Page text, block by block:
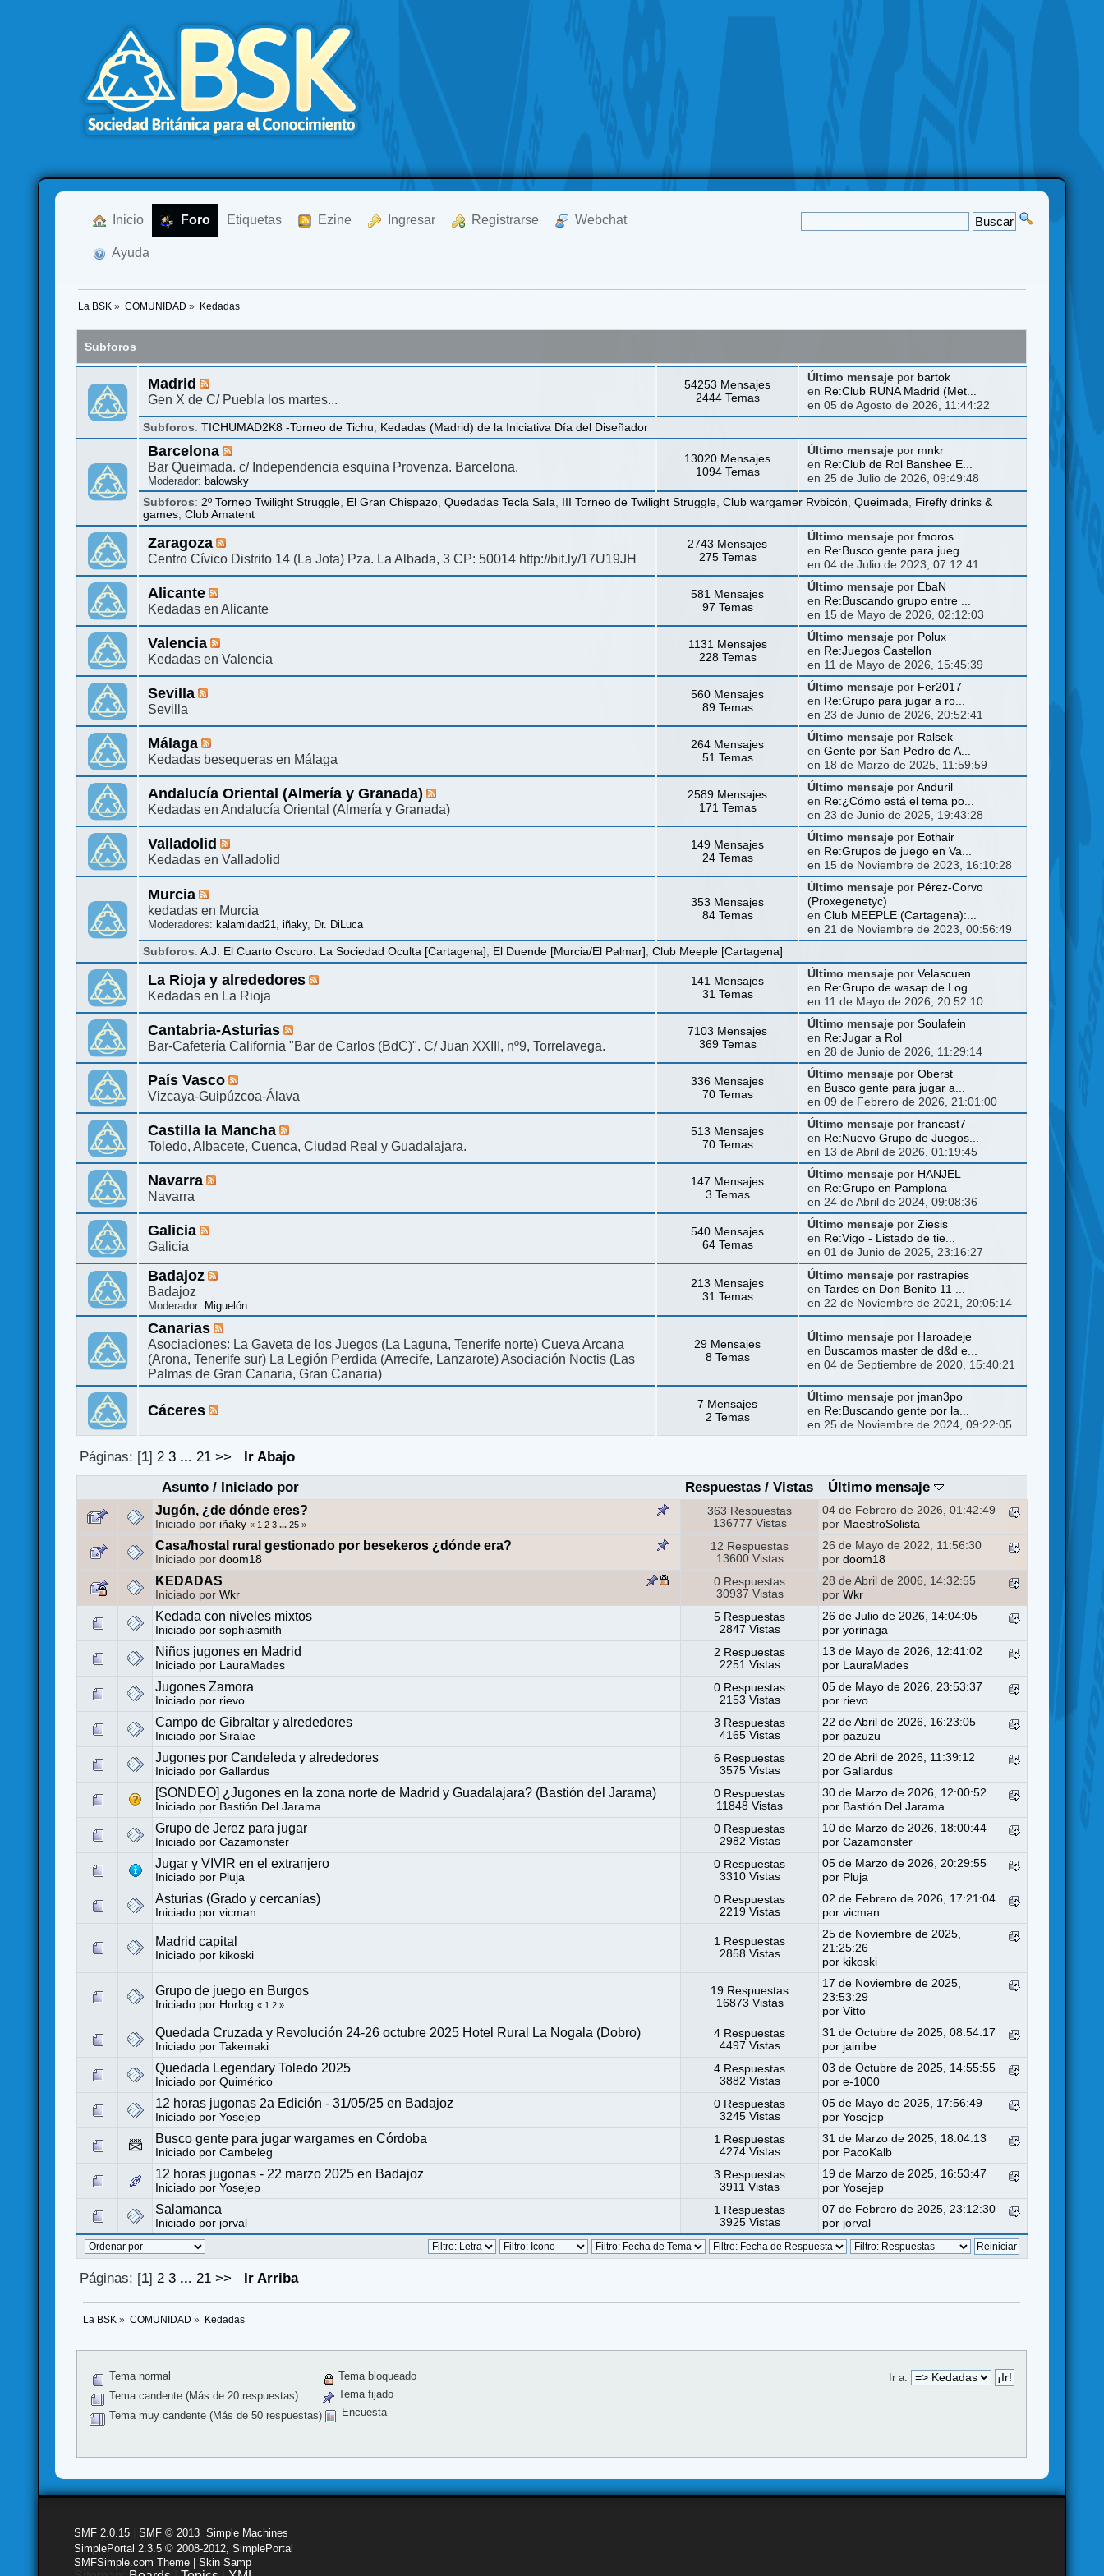
Inicio Foro Etiquetas Ezine Ingresar Registrarse Webchat
Ayuda
La BSK » COMUNIDAD » Kedadas
Subforos
Madrid
Gen X de C/ Puebla los martes...
54253 Mensajes
2444 Temas
Último mensajepor bartok
en Re:Club RUNA Madrid (Met...
en 05 de Agosto de 2026, 11:44:22
Subforos:TICHUMAD2K8 -Torneo de Tichu Kedadas (Madrid) de la Iniciativa Día del Diseñador
Barcelona
Bar Queimada. c/ Independencia esquina Provenza. Barcelona.
Moderador:balowsky
13020 Mensajes
1094 Temas
Último mensajepor mnkr
en Re:Club de Rol Banshee E...
en 25 de Julio de 2026, 09:49:48
Subforos: 2º Torneo Twilight Struggle El Gran Chispazo ,Quedadas Tecla Sala III Torneo de Twilight Struggle ,Club wargamer Rvbicón ,Queimada
Firefly drinks &
games ,Club Amatent
Zaragoza
Centro Cívico Distrito 14 (La Jota) Pza. La Albada, 3 CP: 50014 http://bit.ly/17U19JH
2743 Mensajes
275 Temas
Último mensajepor fmoros
en Re:Busco gente para jueg...
en 04 de Julio de 2023, 07:12:41
Alicante
Kedadas en Alicante
581 Mensajes
97 Temas
Último mensajepor EbaN
en Re:Buscando grupo entre ...
en 15 de Mayo de 2026, 02:12:03
Valencia
Kedadas en Valencia
1131 Mensajes
228 Temas
Último mensajepor Polux
en Re:Juegos Castellon
en 11 de Mayo de 2026, 15:45:39
Sevilla
Sevilla
560 Mensajes
89 Temas
Último mensajepor Fer2017
en Re:Grupo para jugar a ro...
en 23 de Junio de 2026, 20:52:41
Málaga
Kedadas besequeras en Málaga
264 Mensajes
51 Temas
Último mensajepor Ralsek
en Gente por San Pedro de A...
en 18 de Marzo de 2025, 11:59:59
Andalucía Oriental (Almería y Granada)
Kedadas en Andalucía Oriental (Almería y Granada)
2589 Mensajes
171 Temas
Último mensajepor Anduril
en Re:¿Cómo está el tema po...
en 23 de Junio de 2025, 19:43:28
Valladolid
Kedadas en Valladolid
149 Mensajes
24 Temas
Último mensajepor Eothair
en Re:Grupos de juego en Va...
en 15 de Noviembre de 2023, 16:10:28
Murcia
kedadas en Murcia
Moderadores:kalamidad21 ,iñaky, Dr. DiLuca
353 Mensajes
84 Temas
Último mensajepor Pérez-Corvo
(Proxegenetyc)
en Club MEEPLE (Cartagena):...
en 21 de Noviembre de 2023, 00:56:49
Subforos:A.J. El Cuarto Oscuro. La Sociedad Oculta [Cartagena] El Duende [Murcia/El Palmar] ,Club Meeple [Cartagena]
La Rioja y alrededores
Kedadas en La Rioja
141 Mensajes
31 Temas
Último mensajepor Velascuen
en Re:Grupo de wasap de Log...
en 11 de Mayo de 2026, 20:52:10
Cantabria-Asturias
Bar-Cafetería California "Bar de Carlos (BdC)". C/ Juan XXIII, nº9, Torrelavega.
7103 Mensajes
369 Temas
Último mensajepor Soulafein
en Re:Jugar a Rol
en 28 de Junio de 2026, 11:29:14
País Vasco
Vizcaya-Guipúzcoa-Álava
336 Mensajes
70 Temas
Último mensajepor Oberst
en Busco gente para jugar a...
en 09 de Febrero de 2026, 21:01:00
Castilla la Mancha
Toledo, Albacete, Cuenca, Ciudad Real y Guadalajara.
513 Mensajes
70 Temas
Último mensajepor francast7
en Re:Nuevo Grupo de Juegos...
en 13 de Abril de 2026, 01:19:45
Navarra
Navarra
147 Mensajes
3 Temas
Último mensajepor HANJEL
en Re:Grupo en Pamplona
en 24 de Abril de 2024, 09:08:36
Galicia
Galicia
540 Mensajes
64 Temas
Último mensajepor Ziesis
en Re:Vigo - Listado de tie...
en 01 de Junio de 2025, 23:16:27
Badajoz
Badajoz
Moderador: Miguelón
213 Mensajes
31 Temas
Último mensajepor rastrapies
en Tardes en Don Benito 11 ...
en 22 de Noviembre de 2021, 20:05:14
Canarias
Asociaciones: La Gaveta de los Juegos (La Laguna, Tenerife norte) Cueva Arcana
(Arona, Tenerife sur) La Legión Perdida (Arrecife, Lanzarote) Asociación Noctis (Las
Palmas de Gran Canaria, Gran Canaria)
29 Mensajes
8 Temas
Último mensajepor Haroadeje
en Buscamos master de d&d e...
en 04 de Septiembre de 2020, 15:40:21
Cáceres
7 Mensajes
2 Temas
Último mensajepor jman3po
en Re:Buscando gente por la...
en 25 de Noviembre de 2024, 09:22:05
Páginas: [1] 2 3 ... 21 >>
Ir Abajo
Asunto/ Iniciado por Respuestas /Vistas Último mensaje
Jugón, ¿de dónde eres?
Iniciado por iñaky « 1 2 3 ...25 »
363 Respuestas
136777 Vistas
04 de Febrero de 2026, 01:42:49
por MaestroSolista
Casa/hostal rural gestionado por besekeros ¿dónde era?
Iniciado pordoom18
12 Respuestas
13600 Vistas
26 de Mayo de 2022, 11:56:30
pordoom18
KEDADAS
Iniciado porWkr
0 Respuestas
30937 Vistas
28 de Abril de 2006, 14:32:55
porWkr
Kedada con niveles mixtos
Iniciado porsophiasmith
5 Respuestas
2847 Vistas
26 de Julio de 2026, 14:04:05
poryorinaga
Niños jugones en Madrid
Iniciado por LauraMades
2 Respuestas
2251 Vistas
13 de Mayo de 2026, 12:41:02
por LauraMades
Jugones Zamora
Iniciado por rievo
0 Respuestas
2153 Vistas
05 de Mayo de 2026, 23:53:37
por rievo
Campo de Gibraltar y alrededores
Iniciado porSiralae
3 Respuestas
4165 Vistas
22 de Abril de 2026, 16:23:05
por pazuzu
Jugones por Candeleda y alrededores
Iniciado porGallardus
6 Respuestas
3575 Vistas
20 de Abril de 2026, 11:39:12
porGallardus
[SONDEO] ¿Jugones en la zona norte de Madrid y Guadalajara? (Bastión del Jarama)
Iniciado por Bastión Del Jarama
0 Respuestas
11848 Vistas
30 de Marzo de 2026, 12:00:52
por Bastión Del Jarama
Grupo de Jerez para jugar
Iniciado porCazamonster
0 Respuestas
2982 Vistas
10 de Marzo de 2026, 18:00:44
porCazamonster
Jugar y VIVIR en el extranjero
Iniciado por Pluja
0 Respuestas
3310 Vistas
05 de Marzo de 2026, 20:29:55
por Pluja
Asturias (Grado y cercanías)
Iniciado porvicman
0 Respuestas
2219 Vistas
02 de Febrero de 2026, 17:21:04
porvicman
Madrid capital
Iniciado por kikoski
1 Respuestas
2858 Vistas
25 de Noviembre de 2025,
21:25:26
por kikoski
Grupo de juego en Burgos
Iniciado por Horlog « 1 2 »
19 Respuestas
16873 Vistas
17 de Noviembre de 2025,
23:53:29
porVitto
Quedada Cruzada y Revolución 24-26 octubre 2025 Hotel Rural La Nogala (Dobro)
Iniciado porTakemaki
4 Respuestas
4497 Vistas
31 de Octubre de 2025, 08:54:17
por jainibe
Quedada Legendary Toledo 2025
Iniciado porQuimérico
4 Respuestas
3882 Vistas
03 de Octubre de 2025, 14:55:55
pore-1000
12 horas jugonas 2a Edición - 31/05/25 en Badajoz
Iniciado porYosejep
0 Respuestas
3245 Vistas
05 de Mayo de 2025, 17:56:49
porYosejep
Busco gente para jugar wargames en Córdoba
Iniciado porCambeleg
1 Respuestas
4274 Vistas
31 de Marzo de 2025, 18:04:13
por PacoKalb
12 horas jugonas - 22 marzo 2025 en Badajoz
Iniciado porYosejep
3 Respuestas
3911 Vistas
19 de Marzo de 2025, 16:53:47
porYosejep
Salamanca
Iniciado por jorval
1 Respuestas
3925 Vistas
07 de Febrero de 2025, 23:12:30
por jorval
Páginas: [1] 2 3 ... 21 >> Ir Arriba
La BSK » COMUNIDAD » Kedadas
Ir a:
Tema normal
Tema candente (Más de 20 respuestas)
Tema muy candente (Más de 50 respuestas)
Tema bloqueado
Tema fijado
Encuesta
SMF 2.0.15 |SMF © 2013 ,Simple Machines
SimplePortal 2.3.5 © 2008-2012, SimplePortal
SMFSimple.com Theme | Skin Samp